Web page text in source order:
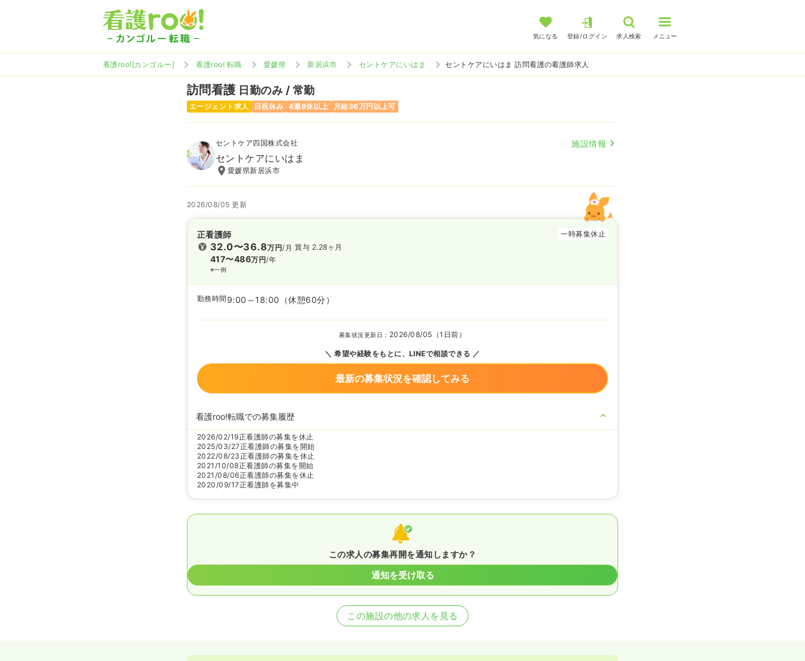
気になる 登録/ログイン 求人検索 メニュー
看護roo![カンゴルー] 看護roo! 転職 愛媛県 新居浜市 セントケアにいはま セントケアにいはま 訪問看護の看護師求人
訪問看護 日勤のみ / 常勤
エージェント求人 日祝休み 4週8休以上 月給36万円以上可
セントケア四国株式会社 施設情報
セントケアにいはま
愛媛県新居浜市
2026/08/05 更新
正看護師 一時募集休止
32.0〜36.8万円/月
417〜486万円/年
※一例
賞与 2.28ヶ月
勤務時間 9:00～18:00 （休憩60分）
募集状況更新日： 2026/08/05（1日前）
希望や経験をもとに、LINEで相談できる
最新の募集状況を確認してみる
看護roo!転職での募集履歴
2026/02/19正看護師の募集を休止
2025/03/27正看護師の募集を開始
2022/08/23正看護師の募集を休止
2021/10/08正看護師の募集を開始
2021/08/06正看護師の募集を休止
2020/09/17正看護師を募集中
この求人の募集再開を通知しますか？
通知を受け取る
この施設の他の求人を見る